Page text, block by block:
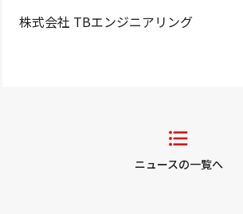
株式会社 TBエンジニアリング
ニュースの一覧へ